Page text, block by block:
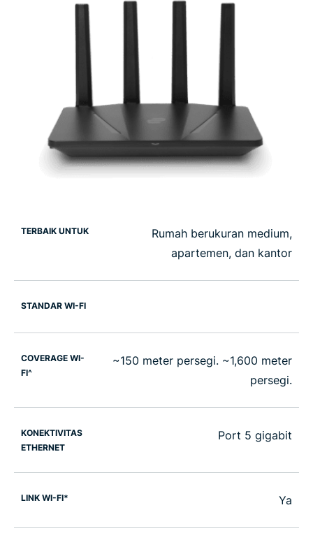
TERBAIK UNTUK
Rumah berukuran medium,
apartemen, dan kantor
STANDAR WI-FI
COVERAGE WI-
FI^
~150 meter persegi. ~1,600 meter
persegi.
KONEKTIVITAS
ETHERNET
Port 5 gigabit
LINK WI-FI* Ya